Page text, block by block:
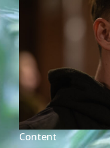
Content